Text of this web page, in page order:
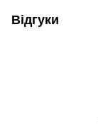
Відгуки